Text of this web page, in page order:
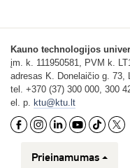
Kauno technologijos
įm. k. 111950581, PVM k.
adresas K. Donelaičio g. 73,
tel. +370 (37) 300 000, 300
el. p. ktu@ktu.lt
Prieinamumas